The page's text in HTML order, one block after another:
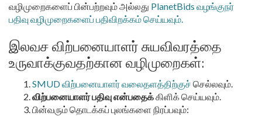
வழிமுறைகளைப் பின்பற்றவும் அல்லது PlanetBids வழங்குநர்
பதிவு வழிமுறைகளைப் பதிவிறக்கம் செய்யவும்.
இலவச விற்பனையாளர் சுயவிவரத்தை
உருவாக்குவதற்கான வழிமுறைகள்:
SMUD விற்பனையாளர் வலைதளத்திற்குச் செல்லவும்.
விற்பனையாளர் பதிவு என்பதைக்கிளிக் செய்யவும்.
பின்வரும் தொடக்கப் புலங்களை நிரப்பவும்: